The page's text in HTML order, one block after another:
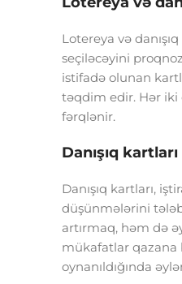
Lotereya və
seçiləcəyini
istifadə olunan
təqdim edir. Hər iki
fərqlənir.
Danışıq
Danışıq kartları,
düşünmələrini
artırmaq, həm də
mükafatlar qazana
oynanıldığında